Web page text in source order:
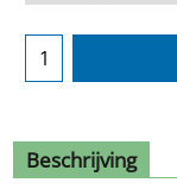
Beschrijving